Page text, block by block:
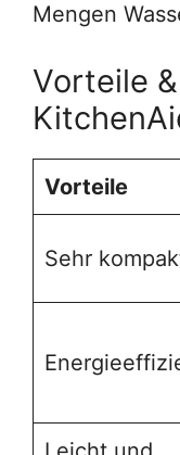
Mengen
Vorteile
Vorteile
Sehr